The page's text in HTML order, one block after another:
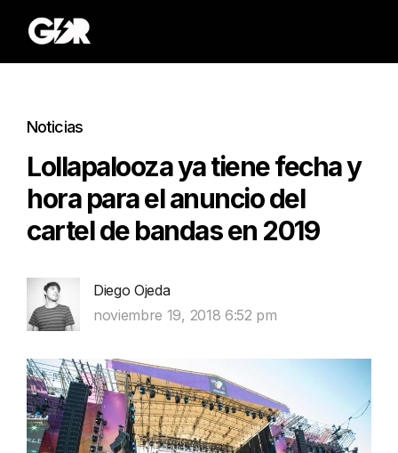
Noticias
Lollapalooza ya tiene fecha y
hora para el anuncio del
cartel de bandas en 2019
Diego Ojeda
noviembre 19, 2018 6:52 pm